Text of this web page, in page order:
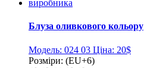
Блуза оливкового кольору
Модель: 024 03 Ціна: 20$
Розміри: (EU+6)